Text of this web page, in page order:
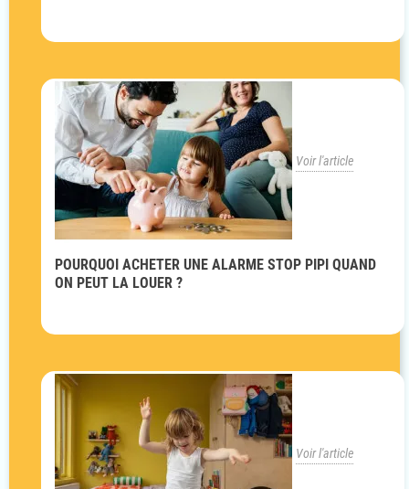
POURQUOI ACHETER UNE ALARME STOP PIPI QUAND
ON PEUT LA LOUER ?
Voir l'article
Voir l'article